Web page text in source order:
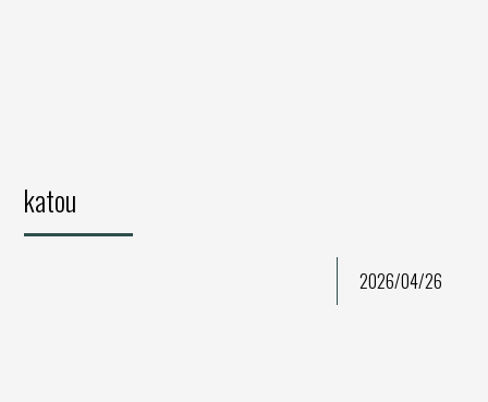
katou
2026/04/26